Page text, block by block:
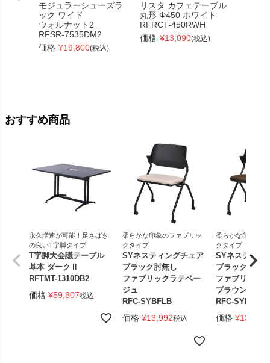
モジュラーシューズラ
ック ワイド
ウォルナット2
RFSR-7535DM2
価格 ¥19,800(税込)
リスタ カフェテーブル
丸形 Φ450 ホワイト
RFRCT-450RWH
価格 ¥13,090(税込)
おすすめ商品
永久増連が可能！足さばき
の良いT字脚タイプ
T字脚大会議テーブル
基本 ダークⅡ
RFTMT-1310DB2
価格 ¥59,807税込
柔らかな印象のファブリッ
クタイプ
SYネスティングチェア
ブラック肘無し
ファブリックラテベー
ジュ
RFC-SYBFLB
価格 ¥13,992税込
柔らかな印象の
クタイプ
SYネスティン
ブラック肘無し
ファブリック
ブラウン
RFC-SYBFCB
価格 ¥13,992